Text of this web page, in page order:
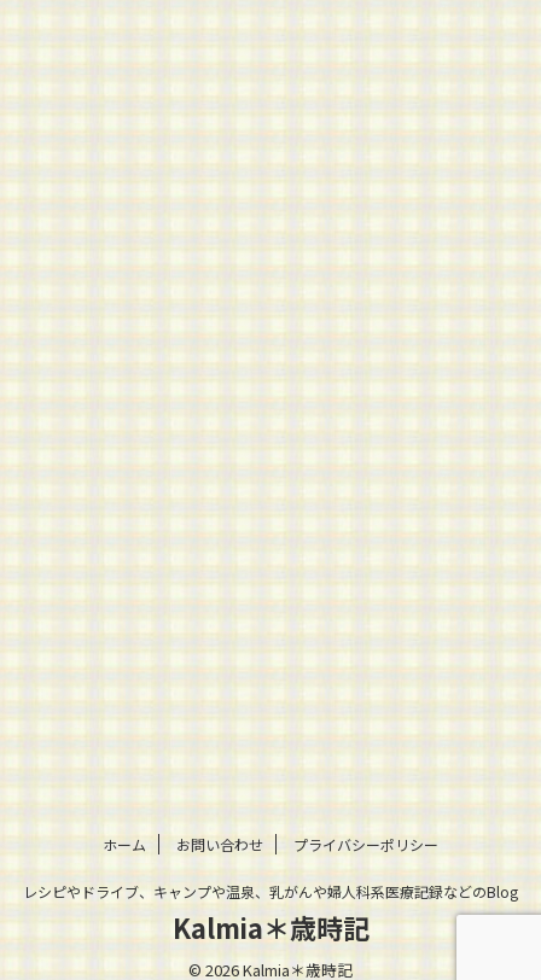
ホーム お問い合わせ プライバシーポリシー
レシピやドライブ、キャンプや温泉、乳がんや婦人科系医療記録などのBlog
Kalmia＊歳時記
© 2026 Kalmia＊歳時記